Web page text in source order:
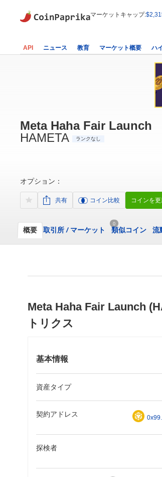
マーケットキャップ:
API ニュース 教育 マーケット概要 ハ
Meta Haha Fair Launch
HAMETA
ランクなし
オプション：
共有 コイン比較 コインを
概要 取引所 /マーケット
0
類似コイン 流
Meta Haha Fair Launch
トリクス
基本情報
資産タイプ
契約アドレス
探検者